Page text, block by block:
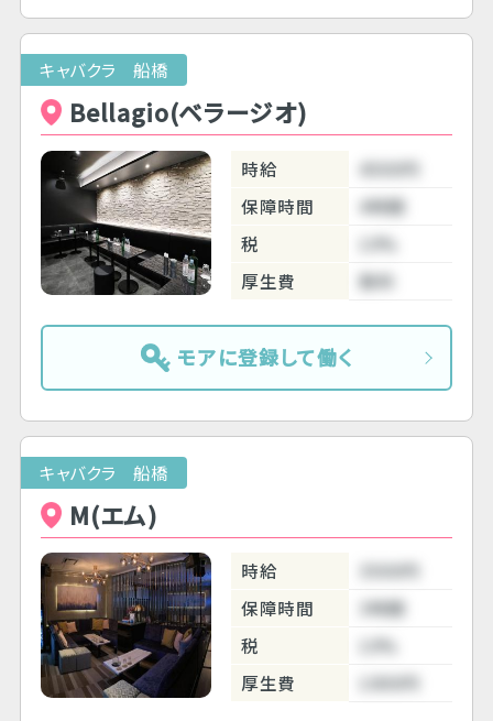
キャバクラ 船橋
Bellagio(ベラージオ)
時給
4500円
保障時間
4時間
税
10%
厚生費
無料
モアに登録して働く
キャバクラ 船橋
M(エム)
時給
3500円
保障時間
3時間
税
10%
厚生費
1000円